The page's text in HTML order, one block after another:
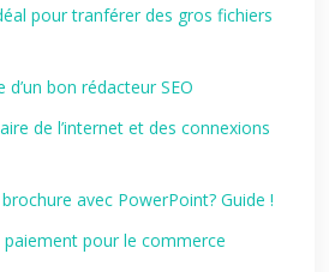
pour tranférer des gros fichiers
bon rédacteur SEO
de l’internet et des connexions
avec PowerPoint? Guide !
paiement pour le commerce